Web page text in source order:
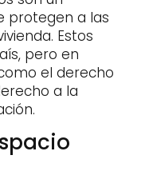
protegen a las
Estos
pero en
el derecho
a la